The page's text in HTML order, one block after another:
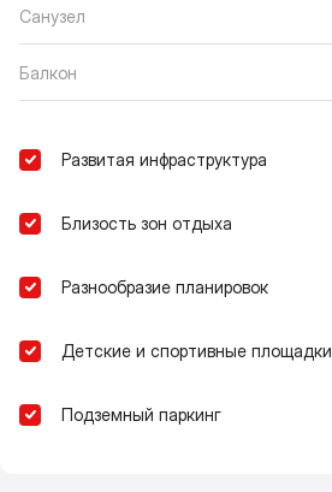
Санузел
Балкон
Развитая инфраструктура
Близость зон отдыха
Разнообразие планировок
Детские и спортивные площадки
Подземный паркинг